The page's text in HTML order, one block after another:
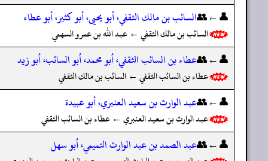
👤←👥السائب بن مالك الثقفي، أبو يحيى، أبو كثير، أبو عطاء
السائب بن مالك الثقفي ← عبد الله بن عمرو السهمي
👤←👥عطاء بن السائب الثقفي، أبو محمد، أبو السائب، أبو زيد
عطاء بن السائب الثقفي ← السائب بن مالك الثقفي
👤←👥عبد الوارث بن سعيد العنبري، أبو عبيدة
عبد الوارث بن سعيد العنبري ← عطاء بن السائب الثقفي
👤←👥عبد الصمد بن عبد الوارث التميمي، أبو سهل